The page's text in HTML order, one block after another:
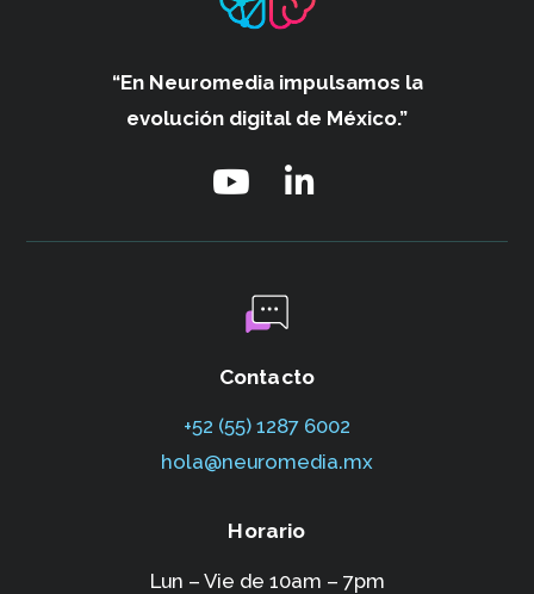
“En Neuromedia impulsamos la
evolución digital de México.”
Contacto
+52 (55) 1287 6002‬
hola@neuromedia.mx
Horario
Lun – Vie de 10am – 7pm